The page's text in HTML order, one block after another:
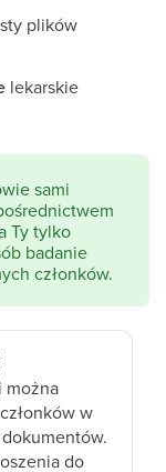
plików
lekarskie
sami
Ty tylko
badanie
członków.
można
w
do